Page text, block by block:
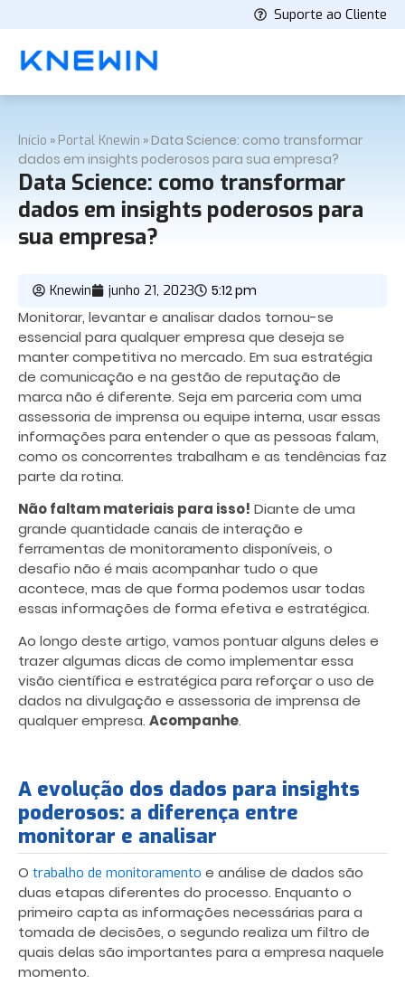
Suporte ao Cliente
Início » Portal Knewin »Data Science: como transformar
dados em insights poderosos para sua empresa?
Data Science: como transformar
dados em insights poderosos para
sua empresa?
Knewin junho 21, 2023 5:12 pm
Monitorar, levantar e analisar dados tornou-se
essencial para qualquer empresa que deseja se
manter competitiva no mercado. Em sua estratégia
de comunicação e na gestão de reputação de
marca não é diferente. Seja em parceria com uma
assessoria de imprensa ou equipe interna, usar essas
informações para entender o que as pessoas falam,
como os concorrentes trabalham e as tendências faz
parte da rotina.
Não faltam materiais para isso! Diante de uma
grande quantidade canais de interação e
ferramentas de monitoramento disponíveis, o
desafio não é mais acompanhar tudo o que
acontece, mas de que forma podemos usar todas
essas informações de forma efetiva e estratégica.
Ao longo deste artigo, vamos pontuar alguns deles e
trazer algumas dicas de como implementar essa
visão científica e estratégica para reforçar o uso de
dados na divulgação e assessoria de imprensa de
qualquer empresa. Acompanhe.
A evolução dos dados para insights
poderosos: a diferença entre
monitorar e analisar
O trabalho de monitoramento e análise de dados são
duas etapas diferentes do processo. Enquanto o
primeiro capta as informações necessárias para a
tomada de decisões, o segundo realiza um filtro de
quais delas são importantes para a empresa naquele
momento.